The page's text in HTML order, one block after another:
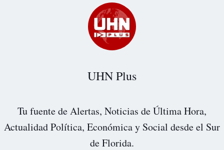
UHN Plus
Tu fuente de Alertas, Noticias de Última Hora,
Actualidad Política, Económica y Social desde el Sur
de Florida.